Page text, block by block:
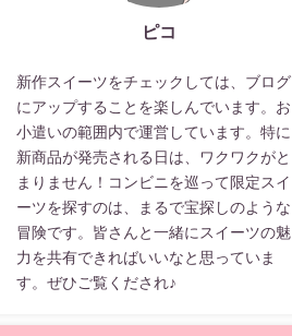
ピコ
新作スイーツをチェックしては、ブログ
にアップすることを楽しんでいます。お
小遣いの範囲内で運営しています。特に
新商品が発売される日は、ワクワクがと
まりません！コンビニを巡って限定スイ
ーツを探すのは、まるで宝探しのような
冒険です。皆さんと一緒にスイーツの魅
力を共有できればいいなと思っていま
す。ぜひご覧くだされ♪